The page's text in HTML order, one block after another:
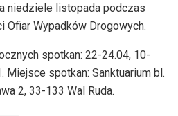
niedziele listopada podczas
Ofiar Wypadków Drogowych.
spotkan: 22-24.04, 10-
Miejsce spotkan: Sanktuarium bl.
2, 33-133 Wal Ruda.